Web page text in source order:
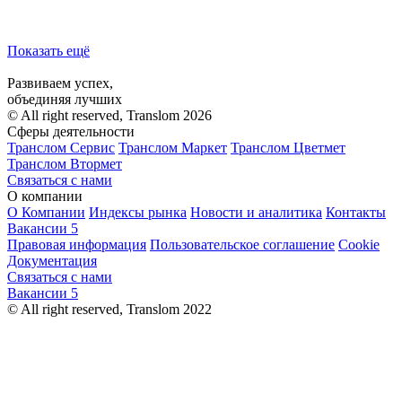
Показать ещё
Развиваем успех,
объединяя лучших
© All right reserved, Translom 2026
Сферы деятельности
Транслом Сервис Транслом Маркет Транслом Цветмет
Транслом Втормет
Связаться с нами
О компании
О Компании Индексы рынка Новости и аналитика Контакты
Вакансии 5
Правовая информация Пользовательское соглашение Cookie
Документация
Связаться с нами
Вакансии 5
© All right reserved, Translom 2022